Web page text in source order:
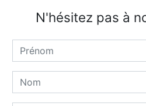
N'hésitez pas à